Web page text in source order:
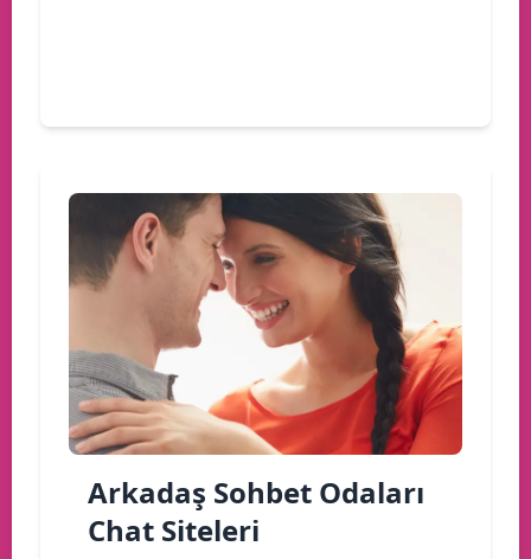
Arkadaş Sohbet Odaları
Chat Siteleri